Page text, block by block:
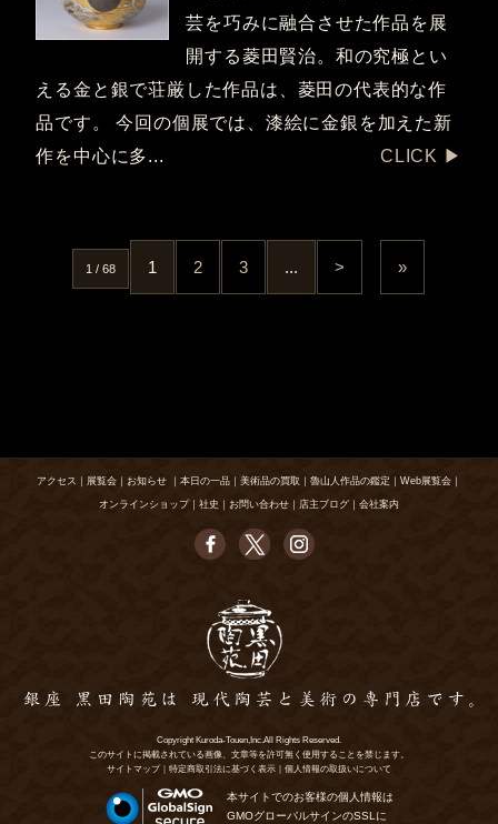
芸を巧みに融合させた作品を展
開する菱田賢治。和の究極とい
える金と銀で荘厳した作品は、菱田の代表的な作
品です。 今回の個展では、漆絵に金銀を加えた新
作を中心に多...
CLICK ▶︎
1 / 68 1 2 3 ... > »
アクセス ｜ 展覧会 ｜ お知らせ ｜ 本日の一品 ｜ 美術品の買取 ｜ 魯山人作品の鑑定 ｜ Web展覧会 ｜
オンラインショップ｜ 社史 ｜ お問い合わせ ｜ 店主ブログ ｜ 会社案内
Copyright Kuroda-Touen,Inc.All Rights Reserved.
このサイトに掲載されている画像、文章等を許可無く使用することを禁じます。
サイトマップ
特定商取引法に基づく表示 個人情報の取扱いについて
本サイトでのお客様の個人情報は
GMOグローバルサインのSSLに